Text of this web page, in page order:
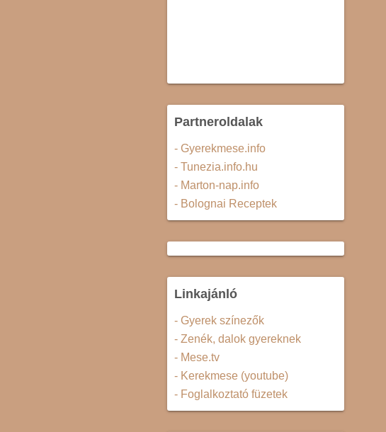
Partneroldalak
- Gyerekmese.info
- Tunezia.info.hu
- Marton-nap.info
- Bolognai Receptek
Linkajánló
- Gyerek színezők
- Zenék, dalok gyereknek
- Mese.tv
- Kerekmese (youtube)
- Foglalkoztató füzetek